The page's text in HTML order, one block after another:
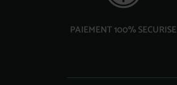
PAIEMENT 100% SECURISE